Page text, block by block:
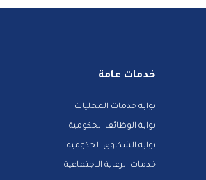
خدمات عامة
بوابة خدمات المحليات
بوابة الوظائف الحكومية
بوابة الشكاوى الحكومية
خدمات الرعاية الاجتماعية